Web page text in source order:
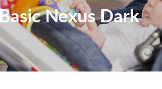
Nexus Dark